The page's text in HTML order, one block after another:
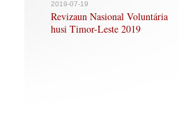
2019-07-19
Revizaun Nasional Voluntária
husi Timor-Leste 2019